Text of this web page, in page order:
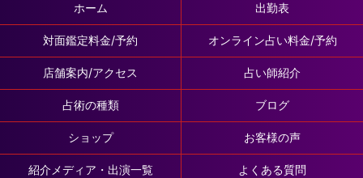
ホーム 出勤表
対面鑑定料金/予約 オンライン占い料金/予約
店舗案内/アクセス 占い師紹介
占術の種類 ブログ
ショップ お客様の声
紹介メディア・出演一覧 よくある質問